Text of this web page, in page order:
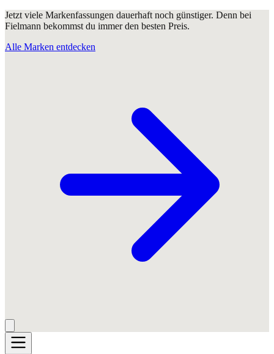
Jetzt viele Markenfassungen dauerhaft noch günstiger. Denn bei
Fielmann bekommst du immer den besten Preis.
Alle Marken entdecken